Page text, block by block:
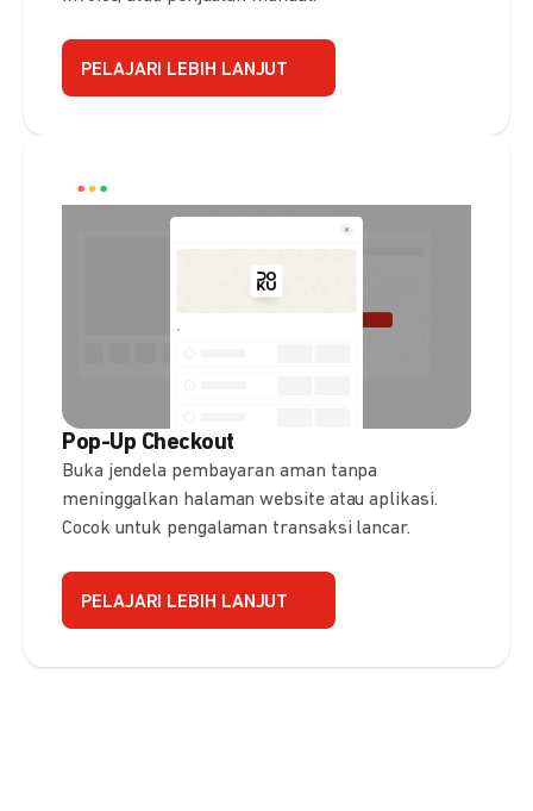
PELAJARI LEBIH LANJUT
Pop-Up Checkout
Buka jendela pembayaran aman tanpa
meninggalkan halaman website atau aplikasi.
Cocok untuk pengalaman transaksi lancar.
PELAJARI LEBIH LANJUT